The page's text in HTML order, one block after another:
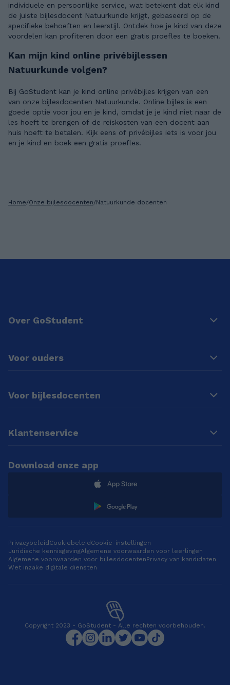
individuele en persoonlijke service, wat betekent dat elk kind
de juiste bijlesdocent Natuurkunde krijgt, gebaseerd op de
specifieke behoeften en leerstijl. Ontdek hoe je kind van deze
voordelen kan profiteren door een gratis proefles te boeken.
Kan mijn kind online privébijlessen
Natuurkunde volgen?
Bij GoStudent kan je kind online privébijles krijgen van een
van onze bijlesdocenten Natuurkunde. Online bijles is een
goede optie voor jou en je kind, omdat je je kind niet naar de
les hoeft te brengen of de reiskosten van een docent aan
huis hoeft te betalen. Kijk eens of privébijles iets is voor jou
en je kind en boek een gratis proefles.
Home/Onze bijlesdocenten/Natuurkunde docenten
Over GoStudent
Voor ouders
Voor bijlesdocenten
Klantenservice
Download onze app
Privacybeleid Cookiebeleid Cookie-instellingen
Juridische kennisgevingAlgemene voorwaarden voor leerlingen
Algemene voorwaarden voor bijlesdocentenPrivacy van kandidaten
Wet inzake digitale diensten
Copyright 2023 - GoStudent - Alle rechten voorbehouden.